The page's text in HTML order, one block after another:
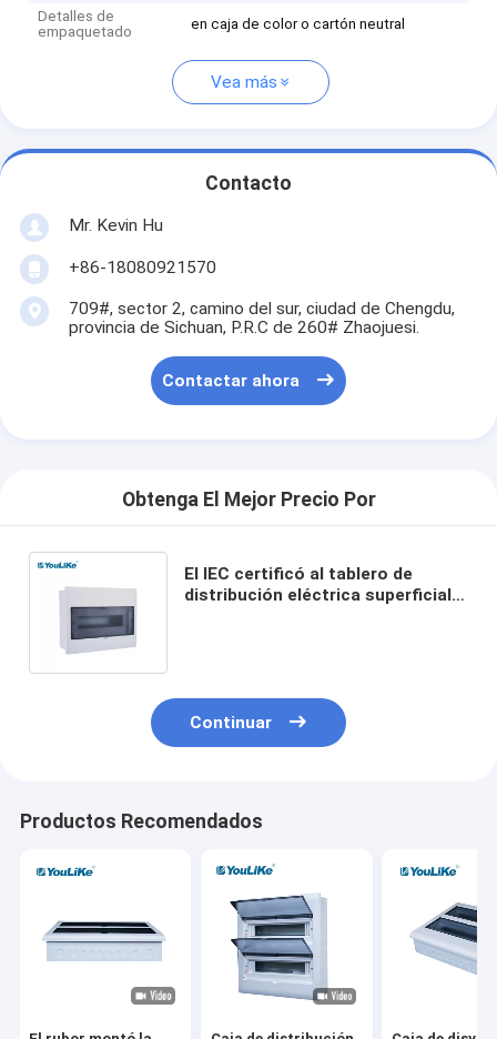
Detalles de
empaquetado
en caja de color o cartón neutral
Vea más
Contacto
Mr. Kevin Hu
+86-18080921570
709#, sector 2, camino del sur, ciudad de Chengdu,
provincia de Sichuan, P.R.C de 260# Zhaojuesi.
Contactar ahora
Obtenga El Mejor Precio Por
El IEC certificó al tablero de
distribución eléctrica superficial
Continuar
Productos Recomendados